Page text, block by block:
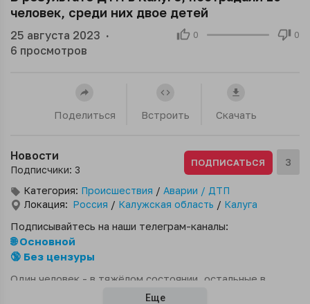
человек, среди них двое детей
0 0
25 августа 2023 ·
6 просмотров
Поделиться Встроить Скачать
Новости
Подписчики: 3
ПОДПИСАТЬСЯ 3
Категория: Происшествия / Аварии / ДТП
Локация: Россия / Калужская область / Калуга
Подписывайтесь на наши телеграм-каналы:
🌐 Основной
🔞 Без цензуры
Один человек - в тяжёлом состоянии, остальные в
состоянии средней тяжести. Четырёх человек
Еще